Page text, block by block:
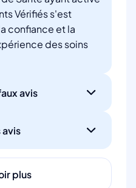
Vérifiés s'est
confiance et la
des soins
avis
avis
plus